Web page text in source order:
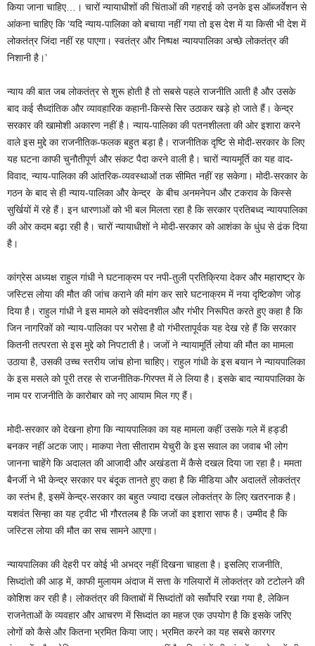
किया जाना चाहिए…। चारों न्यायाधीशों की चिंताओं की गहराई को उनके इस ऑब्जर्वेशन से
आंकना चाहिए कि ‘यदि न्याय-पालिका को बचाया नहीं गया तो इस देश में या किसी भी देश में
लोकतंत्र जिंदा नहीं रह पाएगा। स्वतंत्र और निष्पक्ष न्यायपालिका अच्छे लोकतंत्र की
निशानी है।’
न्याय की बात जब लोकतंत्र से शुरू होती है तो सबसे पहले राजनीति आती है और उसके
बाद कई सैध्दांतिक और व्यावहारिक कहानी-किस्से सिर उठाकर खड़े हो जाते हैं। केन्द्र
सरकार की खामोशी अकारण नहीं है। न्याय-पालिका की पतनशीलता की ओर इशारा करने
वाले इस मुद्दे का राजनीतिक-फलक बहुत बड़ा है। राजनीतिक दृष्टि से मोदी-सरकार के लिए
यह घटना काफी चुनौतीपूर्ण और संकट पैदा करने वाली है। चारों न्यायमूर्ति का यह वाद-
विवाद, न्याय-पालिका की आंतरिक-व्यवस्थाओं तक सीमित नहीं रह सकेगा। मोदी-सरकार के
गठन के बाद से ही न्याय-पालिका और केन्द्र के बीच अनमनेपन और टकराव के किस्से
सुर्खियों में रहे हैं। इन धारणाओं को भी बल मिलता रहा है कि सरकार प्रतिबध्द न्यायपालिका
की ओर कदम बढ़ा रही है। चारों न्यायाधीशों ने मोदी-सरकार को आशंका के धुंध से ढंक दिया
है।
कांग्रेस अध्यक्ष राहुल गांधी ने घटनाक्रम पर नपी-तुली प्रतिक्रिया देकर और महाराष्ट्र के
जस्टिस लोया की मौत की जांच कराने की मांग कर सारे घटनाक्रम में नया दृष्टिकोण जोड़
दिया है। राहुल गांधी ने इस मामले को संवेदनशील और गंभीर निरूपित करते हुए कहा है कि
जिन नागरिकों को न्याय-पालिका पर भरोसा है वो गंभीरतापूर्वक यह देख रहे हैं कि सरकार
कितनी तत्परता से इस मुद्दे को निपटाती है। जजों ने न्यायामूर्ति लोया की मौत का मामला
उठाया है, उसकी उच्च स्तरीय जांच होना चाहिए। राहुल गांधी के इस बयान ने न्यायपालिका
के इस मसले को पूरी तरह से राजनीतिक-गिरफ्त में ले लिया है। इसके बाद न्यायपालिका के
नाम पर राजनीति के कारोबार को नए आयाम मिल गए हैं।
मोदी-सरकार को देखना होगा कि न्यायपालिका का यह मामला कहीं उसके गले में हड्डी
बनकर नहीं अटक जाए। माकपा नेता सीताराम येचुरी के इस सवाल का जवाब भी लोग
जानना चाहेंगे कि अदालत की आजादी और अखंडता में कैसे दखल दिया जा रहा है। ममता
बैनर्जी ने भी केन्द्र सरकार पर बंदूक तानते हुए कहा है कि मीडिया और अदालतें लोकतंत्र
का स्तंभ है, इसमें केन्द्र-सरकार का बहुत ज्यादा दखल लोकतंत्र के लिए खतरनाक है।
यशवंत सिन्हा का यह ट्वीट भी गौरतलब है कि जजों का इशारा साफ है। उम्मीद है कि
जस्टिस लोया की मौत का सच सामने आएगा।
न्यायपालिका की देहरी पर कोई भी अभद्र नहीं दिखना चाहता है। इसलिए राजनीति,
सिध्दांतो की आड़ में, काफी मुलायम अंदाज में सत्ता के गलियारों में लोकतंत्र को टटोलने की
कोशिश कर रही है। लोकतंत्र की किताबों में सिध्दांतों को सर्वोपरि रखा गया है, लेकिन
राजनेताओं के व्यवहार और आचरण में सिध्दांत का महज एक उपयोग है कि इसके जरिए
लोगों को कैसे और कितना भ्रमित किया जाए। भ्रमित करने का यह सबसे कारगर